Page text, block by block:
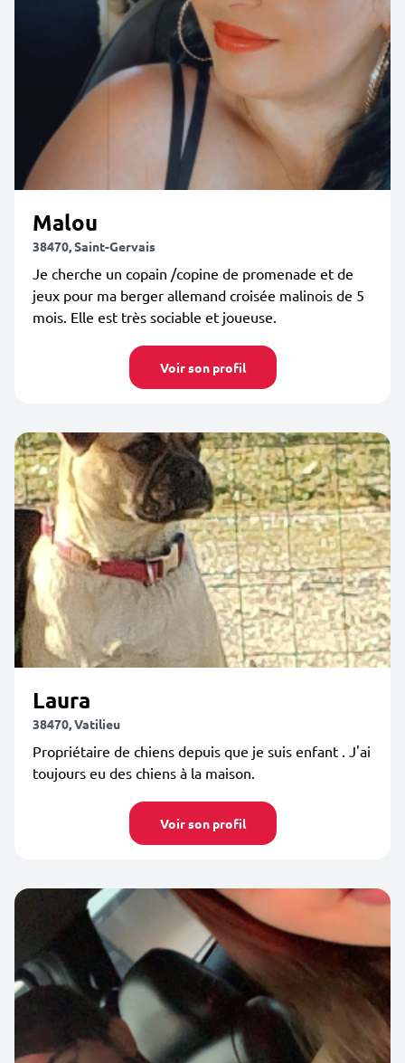
Malou
38470, Saint-Gervais
Je cherche un copain /copine de promenade et de
jeux pour ma berger allemand croisée malinois de 5
mois. Elle est très sociable et joueuse.
Voir son profil
Laura
38470, Vatilieu
Propriétaire de chiens depuis que je suis enfant . J'ai
toujours eu des chiens à la maison.
Voir son profil